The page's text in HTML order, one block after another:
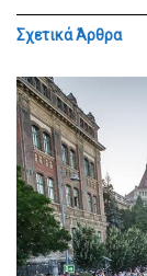
ΣχετικάΆρθρα